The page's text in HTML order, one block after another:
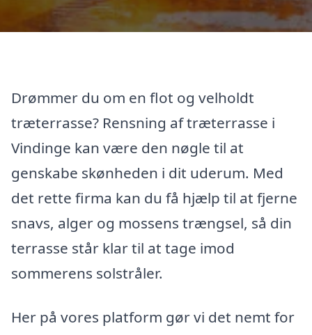
Drømmer du om en flot og velholdt
træterrasse? Rensning af træterrasse i
Vindinge kan være den nøgle til at
genskabe skønheden i dit uderum. Med
det rette firma kan du få hjælp til at fjerne
snavs, alger og mossens trængsel, så din
terrasse står klar til at tage imod
sommerens solstråler.
Her på vores platform gør vi det nemt for